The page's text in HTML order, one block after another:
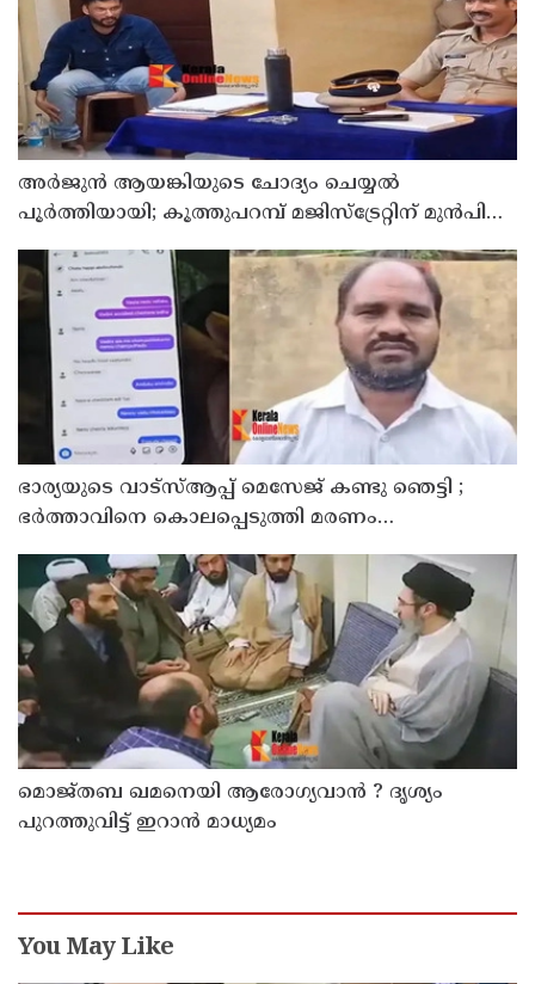
അര്‍ജുന്‍ ആയങ്കിയുടെ ചോദ്യം ചെയ്യല്‍
പൂര്‍ത്തിയായി; കൂത്തുപറമ്പ് മജിസ്ട്രേറ്റിന് മുൻപില്‍
ഭാര്യയുടെ വാട്സ്ആപ്പ് മെസേജ് കണ്ടു ഞെട്ടി ;
ഭര്‍ത്താവിനെ കൊലപ്പെടുത്തി മരണം
പദ്ധതിയിട്ട യുവതിയും സുഹൃത്തും ഒളിവില്‍
മൊജ്തബ ഖമനെയി ആരോഗ്യവാന്‍ ? ദൃശ്യം
പുറത്തുവിട്ട് ഇറാന്‍ മാധ്യമം
You May Like